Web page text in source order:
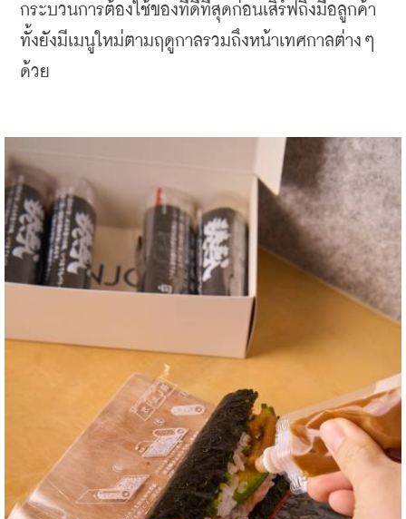
กระบวนการต้องใช้ของที่ดีที่สุดก่อนเสิร์ฟถึงมือลูกค้า
ทั้งยังมีเมนูใหม่ตามฤดูกาลรวมถึงหน้าเทศกาลต่างๆ
ด้วย